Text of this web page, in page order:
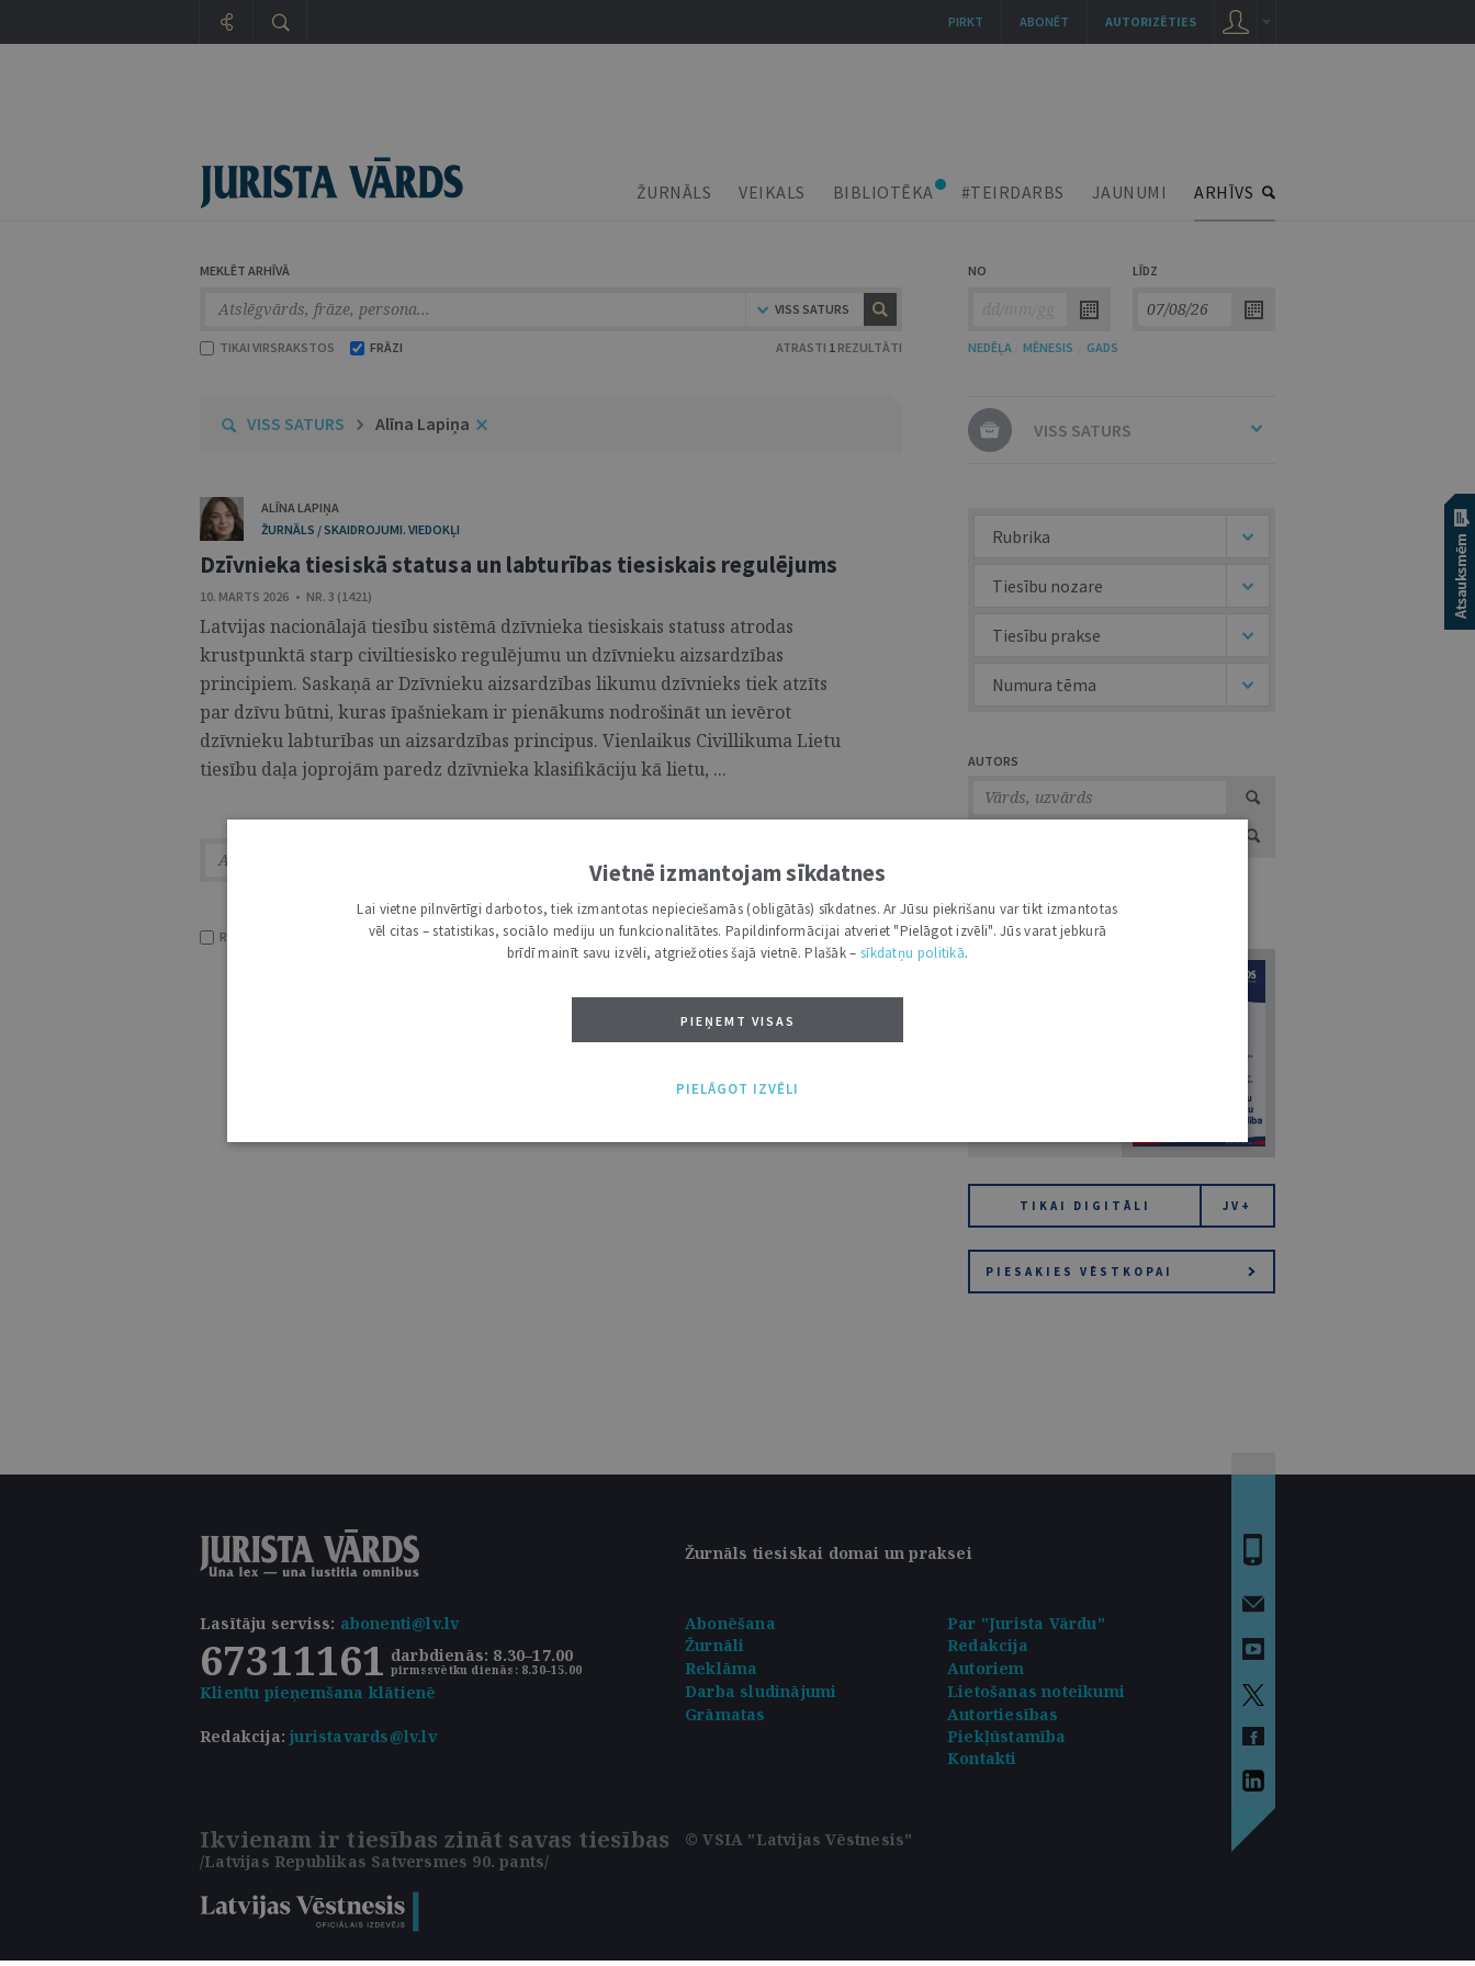
ŽURNĀLS VEIKALS BIBLIOTĒKA #TEIRDARBS JAUNUMI ARHĪVS
MEKLĒT ARHĪVĀ
VISS SATURS
TIKAI VIRSRAKSTOS FRĀZI ATRASTI 1 REZULTĀTI
NO LĪDZ
NEDĒĻA MĒNESIS GADS
VISS SATURS Alīna Lapiņa
ALĪNA LAPIŅA
ŽURNĀLS / SKAIDROJUMI. VIEDOKĻI
Dzīvnieka tiesiskā statusa un labturības tiesiskais regulējums
10. MARTS 2026 • NR. 3 (1421)
Latvijas nacionālajā tiesību sistēmā dzīvnieka tiesiskais statuss atrodas
krustpunktā starp civiltiesisko regulējumu un dzīvnieku aizsardzības
principiem. Saskaņā ar Dzīvnieku aizsardzības likumu dzīvnieks tiek atzīts
par dzīvu būtni, kuras īpašniekam ir pienākums nodrošināt un ievērot
dzīvnieku labturības un aizsardzības principus. Vienlaikus Civillikuma Lietu
tiesību daļa joprojām paredz dzīvnieka klasifikāciju kā lietu, ...
RĀDĪT TIKAI VIRSRAKSTUS
VISS SATURS
Rubrika
Tiesību nozare
Tiesību prakse
Numura tēma
AUTORS
ŽURNĀLU KATALOGS /
TIKAI DIGITĀLI JV+
PIESAKIES VĒSTKOPAI
Žurnāls tiesiskai domai un praksei
Lasītāju serviss: abonenti@lv.lv
67311161 darbdienās: 8.30–17.00
pirmssvētku dienās: 8.30–15.00
Klientu pieņemšana klātienē
Abonēšana
Par "Jurista Vārdu"
Žurnāli
Redakcija
Reklāma
Autoriem
Darba sludinājumi
Lietošanas noteikumi
Redakcija:juristavards@lv.lv
Grāmatas
Autortiesības
Piekļūstamība
Kontakti
Ikvienam ir tiesības zināt savas tiesības
/Latvijas Republikas Satversmes 90. pants/
© VSIA "Latvijas Vēstnesis"
AUTORIZĒTIES
ABONĒT
PIRKT
Vietnē izmantojam sīkdatnes
Lai vietne pilnvērtīgi darbotos, tiek izmantotas nepieciešamās (obligātās) sīkdatnes. Ar Jūsu piekrišanu var tikt izmantotas
vēl citas – statistikas, sociālo mediju un funkcionalitātes. Papildinformācijai atveriet "Pielāgot izvēli". Jūs varat jebkurā
brīdī mainīt savu izvēli, atgriežoties šajā vietnē. Plašāk – sīkdatņu politikā.
PIEŅEMT VISAS
PIELĀGOT IZVĒLI